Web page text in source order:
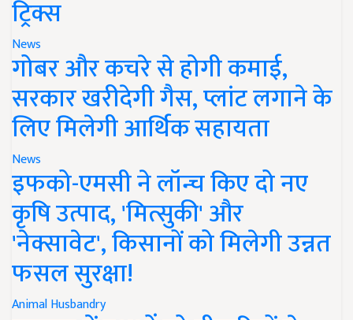
ट्रिक्स
News
गोबर और कचरे से होगी कमाई,
सरकार खरीदेगी गैस, प्लांट लगाने के
लिए मिलेगी आर्थिक सहायता
News
इफको-एमसी ने लॉन्च किए दो नए
कृषि उत्पाद, 'मित्सुकी' और
'नेक्सावेट', किसानों को मिलेगी उन्नत
फसल सुरक्षा!
Animal Husbandry